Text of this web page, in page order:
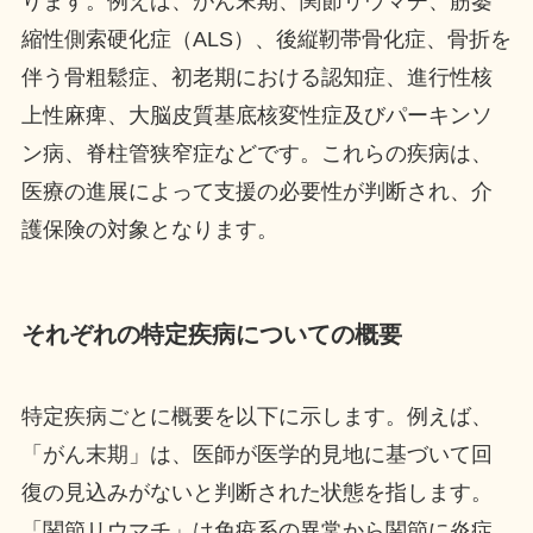
縮性側索硬化症（ALS）、後縦靭帯骨化症、骨折を
伴う骨粗鬆症、初老期における認知症、進行性核
上性麻痺、大脳皮質基底核変性症及びパーキンソ
ン病、脊柱管狭窄症などです。これらの疾病は、
医療の進展によって支援の必要性が判断され、介
護保険の対象となります。
それぞれの特定疾病についての概要
特定疾病ごとに概要を以下に示します。例えば、
「がん末期」は、医師が医学的見地に基づいて回
復の見込みがないと判断された状態を指します。